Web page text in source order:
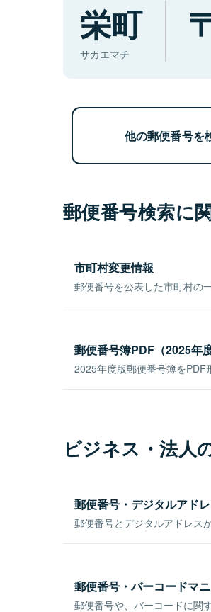
栄町
サカエマチ
他の郵便番号を
郵便番号検索に
市町村変更情報
郵便番号を公表した市町村の
郵便番号簿PDF（2025年
2025年度版郵便番号簿をPDF
ビジネス・法人
郵便番号・デジタルアド
郵便番号とデジタルアドレス
郵便番号・バーコードマ
郵便番号や、バーコードに関